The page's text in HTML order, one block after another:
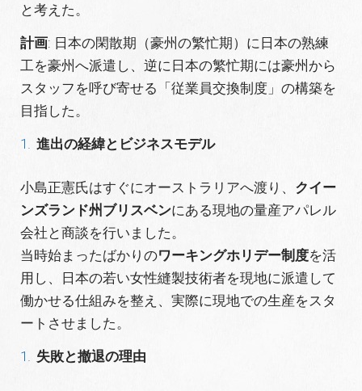
と考えた。
計画: 日本の閑散期（豪州の繁忙期）に日本の熟練
工を豪州へ派遣し、逆に日本の繁忙期には豪州から
スタッフを呼び寄せる「従業員交換制度」の構築を
目指した。
進出の経緯とビジネスモデル
小島正憲氏はすぐにオーストラリアへ渡り、 クイー
ンズランド州ブリスベンにある現地の量産アパレル
会社と商談を行いました。
当時始まったばかりのワーキングホリデー制度を活
用し、日本の若い女性縫製技術者を現地に派遣して
働かせる仕組みを整え、実際に現地での生産をスタ
ートさせました。
失敗と撤退の理由